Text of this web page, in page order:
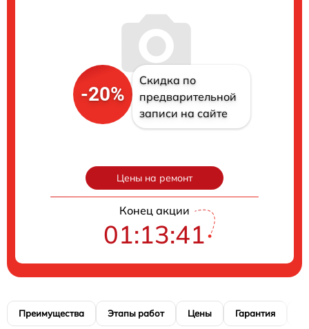
-20%
Скидка по
предварительной
записи на сайте
Цены на ремонт
Конец акции
01:13:40
Преимущества Этапы работ Цены Гарантия